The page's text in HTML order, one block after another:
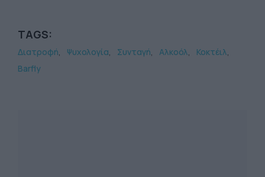
TAGS:
Διατροφή Ψυχολογία Συνταγή Αλκοόλ
Κοκτέιλ
Barfly